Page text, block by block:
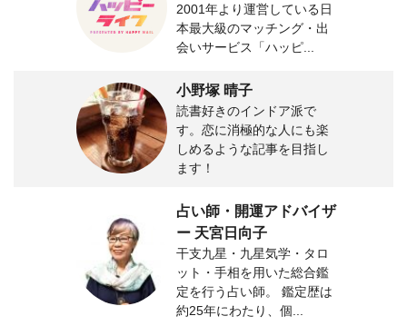
2001年より運営している日
本最大級のマッチング・出
会いサービス「ハッピ...
小野塚 晴子
読書好きのインドア派で
す。恋に消極的な人にも楽
しめるような記事を目指し
ます！
占い師・開運アドバイザ
ー 天宮日向子
干支九星・九星気学・タロ
ット・手相を用いた総合鑑
定を行う占い師。 鑑定歴は
約25年にわたり、個...